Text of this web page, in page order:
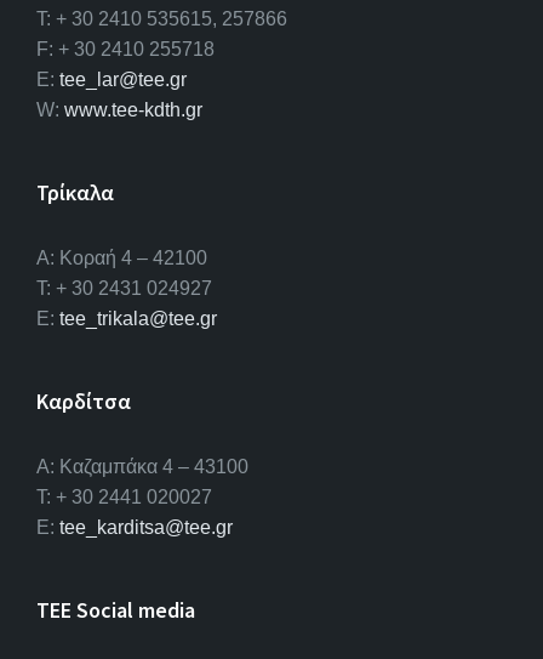
T: + 30 2410 535615, 257866
F: + 30 2410 255718
E: tee_lar@tee.gr
W: www.tee-kdth.gr
Τρίκαλα
Α: Κοραή 4 – 42100
T: + 30 2431 024927
E: tee_trikala@tee.gr
Καρδίτσα
Α: Καζαμπάκα 4 – 43100
T: + 30 2441 020027
E: tee_karditsa@tee.gr
TEE Social media